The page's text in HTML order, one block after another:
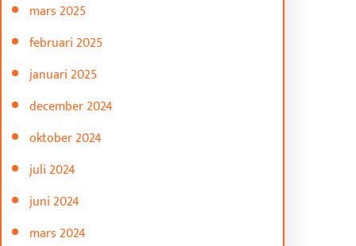
mars 2025
februari 2025
januari 2025
december 2024
oktober 2024
juli 2024
juni 2024
mars 2024